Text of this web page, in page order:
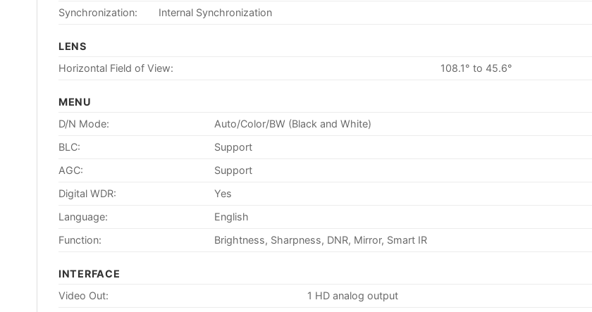
Synchronization:
Internal Synchronization
LENS
Horizontal Field of View:
108.1° to 45.6°
MENU
D/N Mode:
Auto/Color/BW (Black and White)
BLC:
Support
AGC:
Support
Digital WDR:
Yes
Language:
English
Function:
Brightness, Sharpness, DNR, Mirror, Smart IR
INTERFACE
Video Out:
1 HD analog output